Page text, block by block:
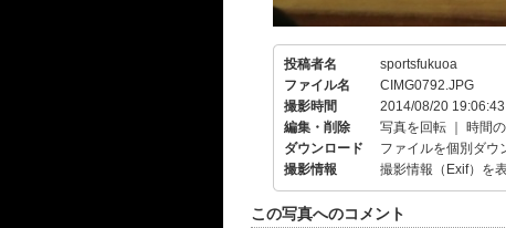
投稿者名
sportsfukuoa
ファイル名
CIMG0792.JPG
撮影時間
2014/08/20 19:06:43
編集・削除
写真を回転 時間
ダウンロード
ファイルを個別ダウ
撮影情報
撮影情報（Exif）を
この写真へのコメント